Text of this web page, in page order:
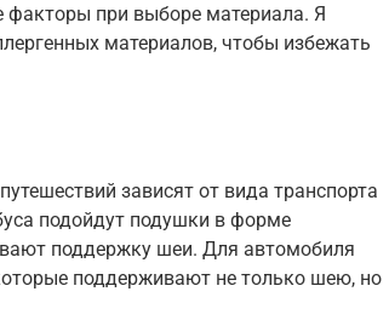
факторы при выборе материала. Я
материалов, чтобы избежать
зависят от вида транспорта
подойдут подушки в форме
поддержку шеи. Для автомобиля
поддерживают не только шею, но